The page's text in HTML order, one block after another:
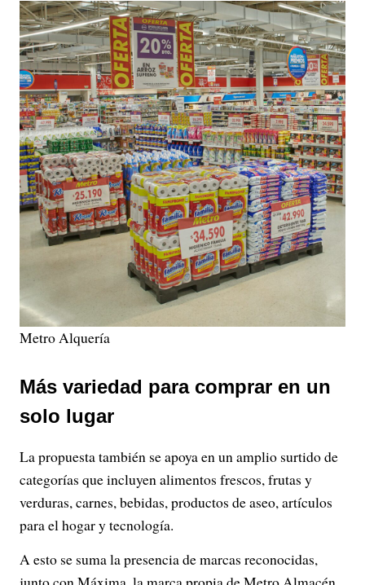
Metro Alquería
Más variedad para comprar en un
solo lugar
La propuesta también se apoya en un amplio surtido de
categorías que incluyen alimentos frescos, frutas y
verduras, carnes, bebidas, productos de aseo, artículos
para el hogar y tecnología.
A esto se suma la presencia de marcas reconocidas,